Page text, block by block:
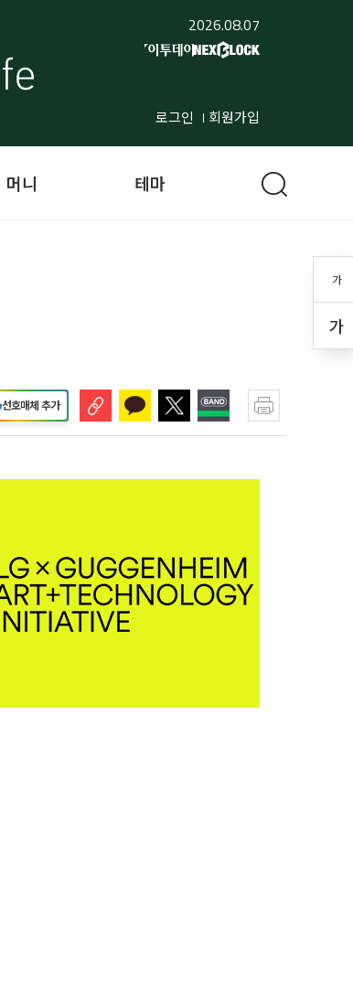
2026.08.07
로그인 회원가입
가
가
머니 테마
선호매체 추가